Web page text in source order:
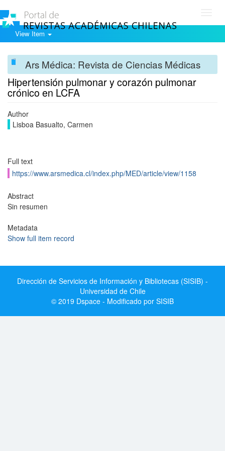
View Item
Ars Médica: Revista de Ciencias Médicas
Hipertensión pulmonar y corazón pulmonar
crónico en LCFA
Author
Lisboa Basualto, Carmen
Full text
https://www.arsmedica.cl/index.php/MED/article/view/1158
Abstract
Sin resumen
Metadata
Show full item record
Dirección de Servicios de Información y Bibliotecas (SISIB) -
Universidad de Chile
© 2019 Dspace - Modificado por SISIB